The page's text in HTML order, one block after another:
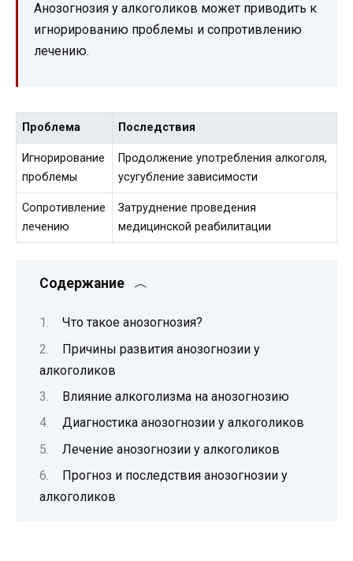
Анозогнозия у алкоголиков может приводить к
игнорированию проблемы и сопротивлению
лечению.
Проблема Последствия
Игнорирование
проблемы
Продолжение употребления алкоголя,
усугубление зависимости
Сопротивление
лечению
Затруднение проведения
медицинской реабилитации
Содержание
Что такое анозогнозия?
Причины развития анозогнозии у
алкоголиков
Влияние алкоголизма на анозогнозию
Диагностика анозогнозии у алкоголиков
Лечение анозогнозии у алкоголиков
Прогноз и последствия анозогнозии у
алкоголиков